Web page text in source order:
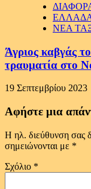
ΝΕΑ
Άγριος καβγάς
τραυματία στο
19 Σεπτεμβρίου 2023
Αφήστε μια
Η ηλ. διεύθυνση σας
σημειώνονται με *
Σχόλιο *